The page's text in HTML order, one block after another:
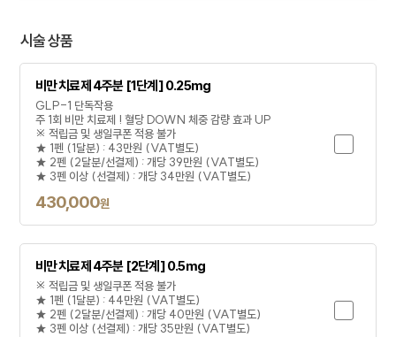
시술 상품
비만 치료제 4주분 [1단계] 0.25mg
GLP-1 단독작용
주 1회 비만 치료제 ! 혈당 DOWN 체중 감량 효과 UP
※ 적립금 및 생일쿠폰 적용 불가
★ 1펜 (1달분) : 43만원 (VAT별도)
★ 2펜 (2달분/선결제) : 개당 39만원 (VAT별도)
★ 3펜 이상 (선결제) : 개당 34만원 (VAT별도)
430,000원
비만 치료제 4주분 [2단계] 0.5mg
※ 적립금 및 생일쿠폰 적용 불가
★ 1펜 (1달분) : 44만원 (VAT별도)
★ 2펜 (2달분/선결제) : 개당 40만원 (VAT별도)
★ 3펜 이상 (선결제) : 개당 35만원 (VAT별도)